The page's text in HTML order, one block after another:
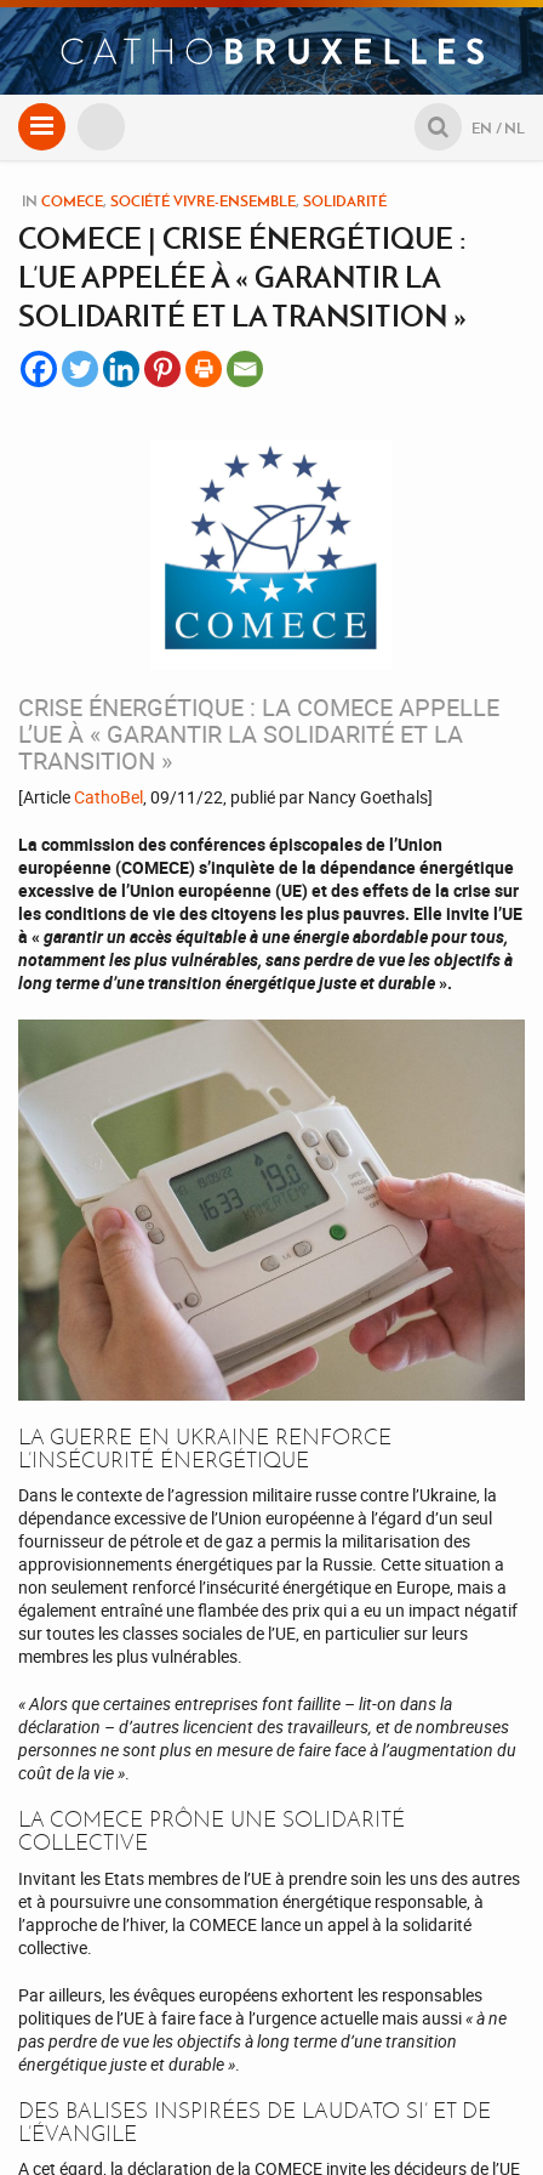
Aller
au
NL
EN
IN COMECE, SOCIÉTÉ VIVRE-ENSEMBLE, SOLIDARITÉ
COMECE | CRISE ÉNERGÉTIQUE :
L’UE APPELÉE À « GARANTIR LA
SOLIDARITÉ ET LA TRANSITION »
CRISE ÉNERGÉTIQUE : LA COMECE APPELLE
L’UE À « GARANTIR LA SOLIDARITÉ ET LA
TRANSITION »
[ArticleCathoBel, 09/11/22, publié par Nancy Goethals]
La commission des conférences épiscopales de l’Union
européenne (COMECE) s’inquiète de la dépendance énergétique
excessive de l’Union européenne (UE) et des effets de la crise sur
les conditions de vie des citoyens les plus pauvres. Elle invite l’UE
à « garantir un accès équitable à une énergie abordable pour tous,
notamment les plus vulnérables, sans perdre de vue les objectifs à
long terme d’une transition énergétique juste et durable ».
LA GUERRE EN UKRAINE RENFORCE
L’INSÉCURITÉ ÉNERGÉTIQUE
Dans le contexte de l’agression militaire russe contre l’Ukraine, la
dépendance excessive de l’Union européenne à l’égard d’un seul
fournisseur de pétrole et de gaz a permis la militarisation des
approvisionnements énergétiques par la Russie. Cette situation a
non seulement renforcé l’insécurité énergétique en Europe, mais a
également entraîné une flambée des prix qui a eu un impact négatif
sur toutes les classes sociales de l’UE, en particulier sur leurs
membres les plus vulnérables.
« Alors que certaines entreprises font faillite – lit-on dans la
déclaration – d’autres licencient des travailleurs, et de nombreuses
personnes ne sont plus en mesure de faire face à l’augmentation du
coût de la vie ».
LA COMECE PRÔNE UNE SOLIDARITÉ
COLLECTIVE
Invitant les Etats membres de l’UE à prendre soin les uns des autres
et à poursuivre une consommation énergétique responsable, à
l’approche de l’hiver, la COMECE lance un appel à la solidarité
collective.
Par ailleurs, les évêques européens exhortent les responsables
politiques de l’UE à faire face à l’urgence actuelle mais aussi« à ne
pas perdre de vue les objectifs à long terme d’une transition
énergétique juste et durable »
DES BALISES INSPIRÉES DE LAUDATO SI’ ET DE
L’ÉVANGILE
A cet égard, la déclaration de la COMECE invite les décideurs de l’UE